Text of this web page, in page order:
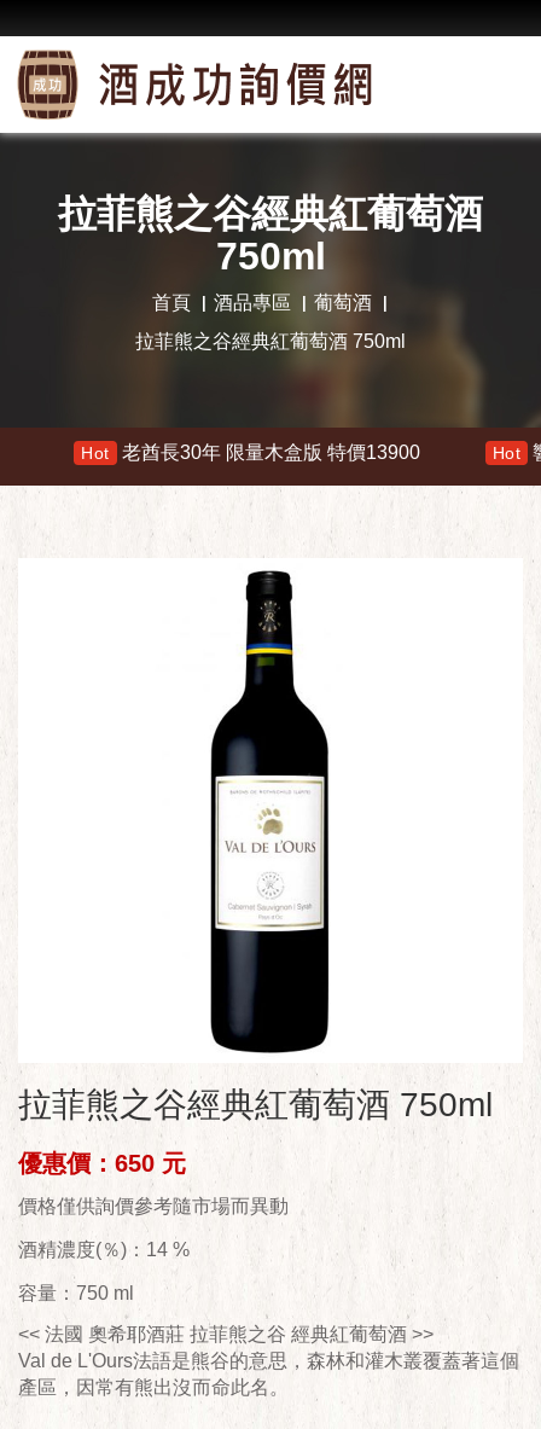
拉菲熊之谷經典紅葡萄酒
750ml
首頁 酒品專區
葡萄酒
拉菲熊之谷經典紅葡萄酒 750ml
老酋長30年 限量木盒版 特價13900 響 30
拉菲熊之谷經典紅葡萄酒 750ml
優惠價：650 元
價格僅供詢價參考隨市場而異動
酒精濃度(％)：14 %
容量：750 ml
<< 法國 奧希耶酒莊 拉菲熊之谷 經典紅葡萄酒 >>
Val de L'Ours法語是熊谷的意思，森林和灌木叢覆蓋著這個
產區，因常有熊出沒而命此名。